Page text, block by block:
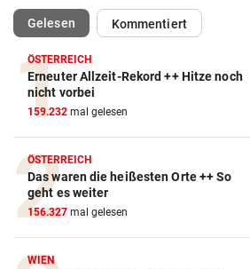
Gelesen(ausgewählt)Kommentiert
ÖSTERREICH
Erneuter Allzeit-Rekord ++ Hitze noch
nicht vorbei
159.232 mal gelesen
ÖSTERREICH
Das waren die heißesten Orte ++ So
geht es weiter
156.327 mal gelesen
WIEN
Action-Cam Vergleich
Crosstrainer Vergleich
ZUM VERGLEICH
E-Bike Vergleich